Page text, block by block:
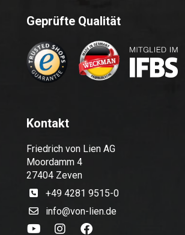
Geprüfte Qualität
Kontakt
Friedrich von Lien AG
Moordamm 4
27404 Zeven
+49 4281 9515-0
info@von-lien.de